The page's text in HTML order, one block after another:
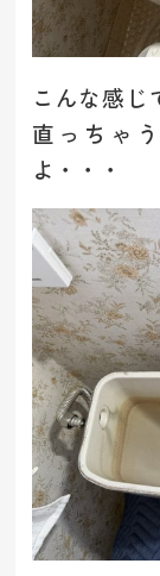
こんな感じ
直っちゃ
よ・・・